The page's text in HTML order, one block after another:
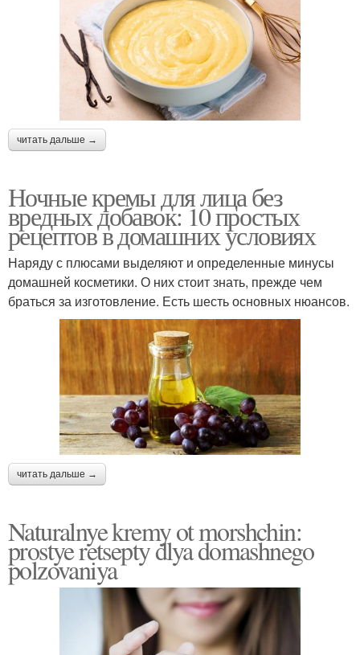
читать дальше →
Ночные кремы для лица без
вредных добавок: 10 простых
рецептов в домашних условиях
Наряду с плюсами выделяют и определенные минусы
домашней косметики. О них стоит знать, прежде чем
браться за изготовление. Есть шесть основных нюансов.
читать дальше →
Naturalnye kremy ot morshchin:
prostye retsepty dlya domashnego
polzovaniya